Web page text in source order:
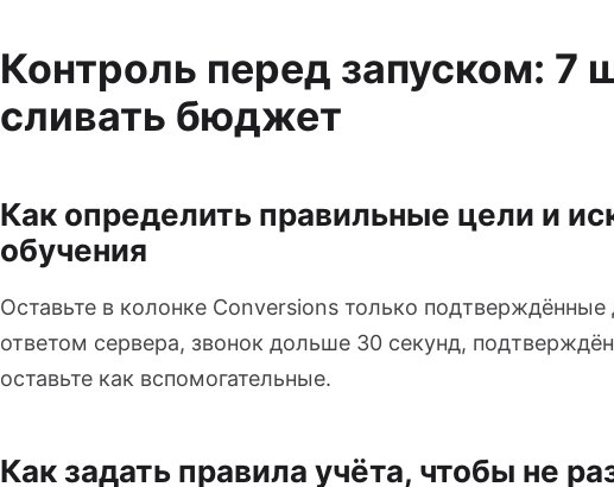
Контроль перед запуском: 7
сливать бюджет
Как определить правильные цели и
обучения
Оставьте в колонке Conversions только
ответом сервера, звонок дольше 30 секунд,
оставьте как вспомогательные.
Как задать правила учёта, чтобы не